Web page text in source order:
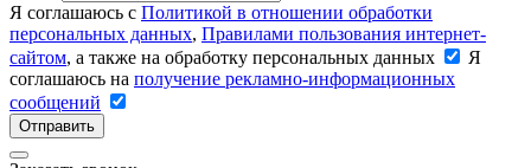
Я соглашаюсь с Политикой в отношении обработки
персональных данных, Правилами пользования интернет-
сайтом, а также на обработку персональных данных
Я
соглашаюсь на получение рекламно-информационных
сообщений
Отправить